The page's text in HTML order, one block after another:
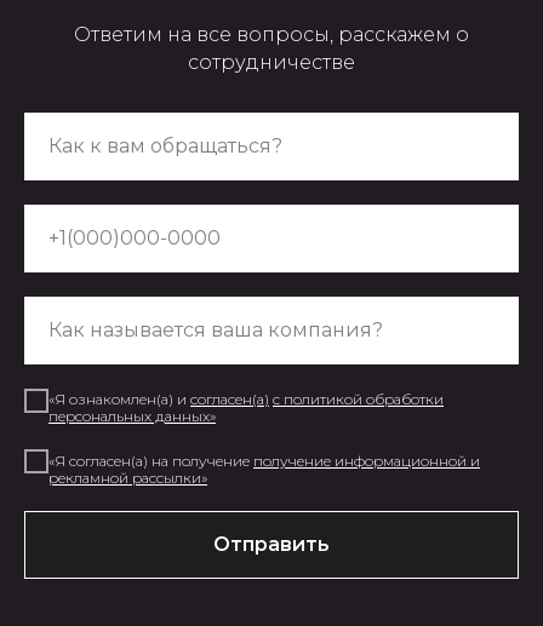
Ответим на все вопросы, расскажем о
сотрудничестве
«Я ознакомлен(а) и согласен(а) с политикой обработки
персональных данных»
«Я согласен(а) на получение получение информационной и
рекламной рассылки»
Отправить
Написать в Telegram
Наш адрес: Марксистская 34
корп 4
MONEma ШКОЛА
Главная страница
О школе моделей
Наставники
Модели в Азии